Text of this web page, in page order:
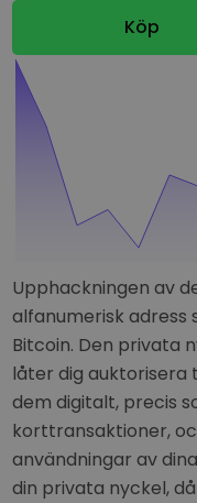
Köp
Upphackningen av
alfanumerisk
Bitcoin. Den privata
låter dig auktorisera
dem digitalt, precis
korttransaktioner,
användningar av
din privata nyckel,